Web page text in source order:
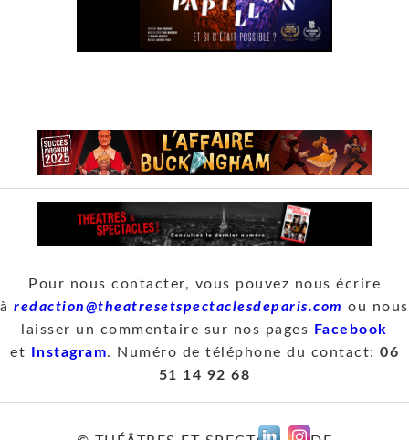
Pour nous contacter, vous pouvez nous écrire
àredaction@theatresetspectaclesdeparis.com ou nous
laisser un commentaire sur nos pages
Facebook
et Instagram. Numéro de téléphone du contact: 06
51 14 92 68